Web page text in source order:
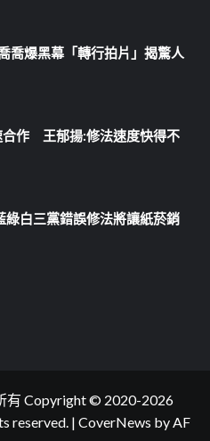
喬爆黑幕「轉行拍片」揭驚人
合作 王郁揚:修法速度快得不
白三黨錯誤修法將讓紙菸銷
有 Copyright © 2020-2026
reserved. | CoverNews by AF